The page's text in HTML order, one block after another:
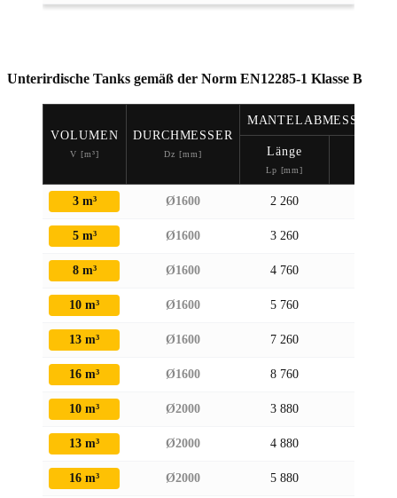
Unterirdische Tanks gemäß der Norm EN12285-1 Klasse B
VOLUMEN
V [m³]
DURCHMESSER
Dz [mm] Länge
Lp [mm]
3 m³ Ø1600 2 260
5 m³ Ø1600 3 260
8 m³ Ø1600 4 760
10 m³ Ø1600 5 760
13 m³ Ø1600 7 260
16 m³ Ø1600 8 760
10 m³ Ø2000 3 880
13 m³ Ø2000 4 880
16 m³ Ø2000 5 880